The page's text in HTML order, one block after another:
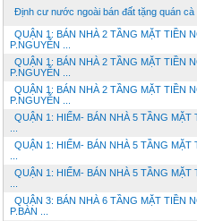
Định cư nước ngoài bán đất tặng quán cà
QUẬN 1: BÁN NHÀ 2 TẦNG MẶT TIỀN
P.NGUYỄN ...
QUẬN 1: BÁN NHÀ 2 TẦNG MẶT TIỀN
P.NGUYỄN ...
QUẬN 1: BÁN NHÀ 2 TẦNG MẶT TIỀN
P.NGUYỄN ...
QUẬN 1: HIẾM- BÁN NHÀ 5 TẦNG
QUẬN 1: HIẾM- BÁN NHÀ 5 TẦNG
QUẬN 1: HIẾM- BÁN NHÀ 5 TẦNG
QUẬN 3: BÁN NHÀ 6 TẦNG MẶT TIỀN
P.BÀN ...